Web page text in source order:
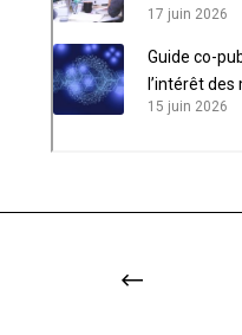
17 juin 2026
Guide co-
l’intérêt
scientifique
15 juin 2026